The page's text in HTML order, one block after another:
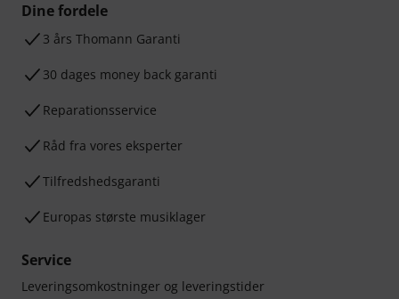
Dine fordele
3 års Thomann Garanti
30 dages money back garanti
Reparationsservice
Råd fra vores eksperter
Tilfredshedsgaranti
Europas største musiklager
Service
Leveringsomkostninger og leveringstider